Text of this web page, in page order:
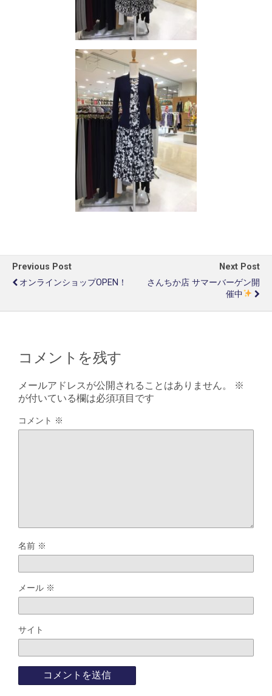
Previous Post
オンラインショップOPEN！
Next Post
さんちか店 サマーバーゲン開
催中
コメントを残す
メールアドレスが公開されることはありません。
※
が付いている欄は必須項目です
コメント ※
名前 ※
メール ※
サイト